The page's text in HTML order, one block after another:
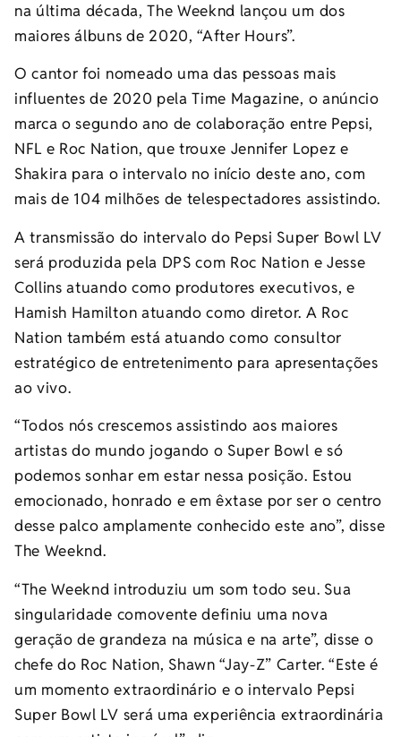
na última década, The Weeknd lançou um dos
maiores álbuns de 2020, “After Hours”.
O cantor foi nomeado uma das pessoas mais
influentes de 2020 pela Time Magazine, o anúncio
marca o segundo ano de colaboração entre Pepsi,
NFL e Roc Nation, que trouxe Jennifer Lopez e
Shakira para o intervalo no início deste ano, com
mais de 104 milhões de telespectadores assistindo.
A transmissão do intervalo do Pepsi Super Bowl LV
será produzida pela DPS com Roc Nation e Jesse
Collins atuando como produtores executivos, e
Hamish Hamilton atuando como diretor. A Roc
Nation também está atuando como consultor
estratégico de entretenimento para apresentações
ao vivo.
“Todos nós crescemos assistindo aos maiores
artistas do mundo jogando o Super Bowl e só
podemos sonhar em estar nessa posição. Estou
emocionado, honrado e em êxtase por ser o centro
desse palco amplamente conhecido este ano”, disse
The Weeknd.
“The Weeknd introduziu um som todo seu. Sua
singularidade comovente definiu uma nova
geração de grandeza na música e na arte”, disse o
chefe do Roc Nation, Shawn “Jay-Z” Carter. “Este é
um momento extraordinário e o intervalo Pepsi
Super Bowl LV será uma experiência extraordinária